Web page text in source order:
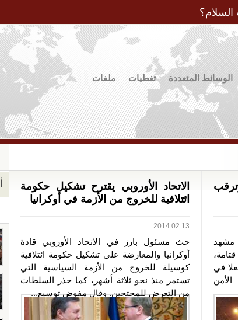
السلام؟
الوسائط المتعددة تغطيات ملفات
مشهد
في
الاتحاد الأوروبي يقترح تشكيل حكومة
ائتلافية للخروج من الأزمة في أوكرانيا
2014.02.13
حث مسئول بارز في الاتحاد الأوروبي قادة
أوكرانيا والمعارضة على تشكيل حكومة ائتلافية
كوسيلة للخروج من الأزمة السياسية التي
تستمر منذ نحو ثلاثة أشهر، كما حذر السلطات
من التعرض للمحتجين. وقال مفوض توسيع...